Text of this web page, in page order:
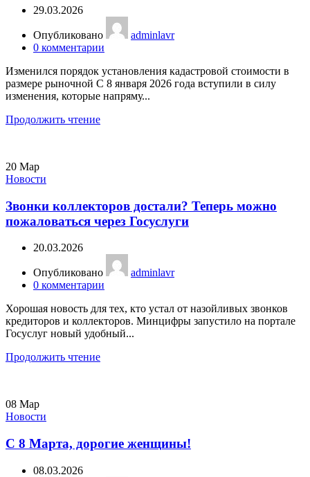
29.03.2026
Опубликовано
adminlavr
0 комментарии
Изменился порядок установления кадастровой стоимости в
размере рыночной С 8 января 2026 года вступили в силу
изменения, которые напряму...
Продолжить чтение
20 Мар
Новости
Звонки коллекторов достали? Теперь можно
пожаловаться через Госуслуги
20.03.2026
Опубликовано
adminlavr
0 комментарии
Хорошая новость для тех, кто устал от назойливых звонков
кредиторов и коллекторов. Минцифры запустило на портале
Госуслуг новый удобный...
Продолжить чтение
08 Мар
Новости
С 8 Марта, дорогие женщины!
08.03.2026